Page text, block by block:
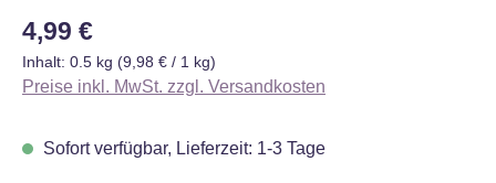
Regulärer Preis:
4,99 €
Inhalt: 0.5 kg (9,98 € / 1 kg)
Preise inkl. MwSt. zzgl. Versandkosten
Sofort verfügbar, Lieferzeit: 1-3 Tage